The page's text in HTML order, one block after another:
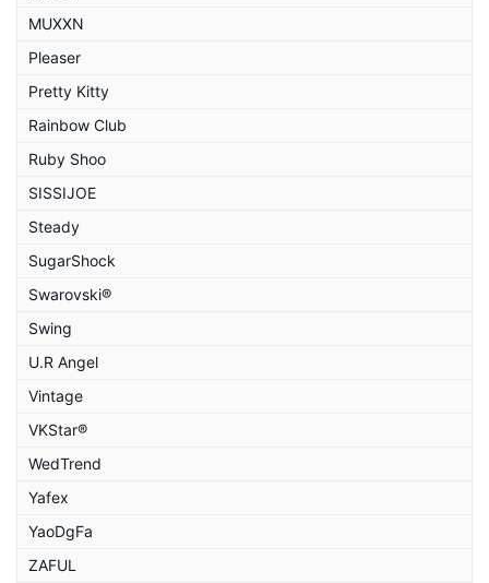
MUXXN
Pleaser
Pretty Kitty
Rainbow Club
Ruby Shoo
SISSIJOE
Steady
SugarShock
Swarovski®
Swing
U.R Angel
Vintage
VKStar®
WedTrend
Yafex
YaoDgFa
ZAFUL